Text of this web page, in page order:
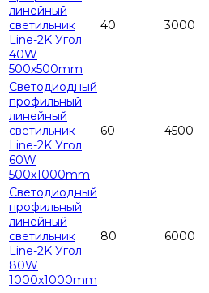
линейный
светильник
Line-2K Угол
40W
500х500mm
40 3000
Светодиодный
профильный
линейный
светильник
Line-2K Угол
60W
500x1000mm
60 4500
Светодиодный
профильный
линейный
светильник
Line-2K Угол
80W
1000x1000mm
80 6000